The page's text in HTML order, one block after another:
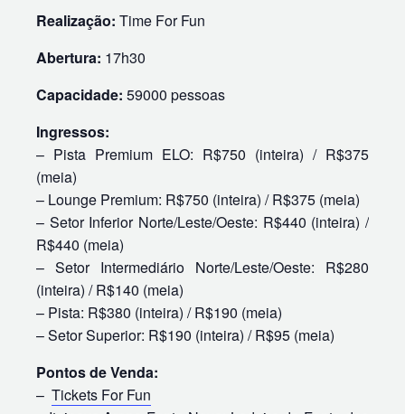
Realização: Time For Fun
Abertura: 17h30
Capacidade: 59000 pessoas
Ingressos:
– Pista Premium ELO: R$750 (inteira) / R$375
(meia)
– Lounge Premium: R$750 (inteira) / R$375 (meia)
– Setor Inferior Norte/Leste/Oeste: R$440 (inteira) /
R$440 (meia)
– Setor Intermediário Norte/Leste/Oeste: R$280
(inteira) / R$140 (meia)
– Pista: R$380 (inteira) / R$190 (meia)
– Setor Superior: R$190 (inteira) / R$95 (meia)
Pontos de Venda:
–Tickets For Fun